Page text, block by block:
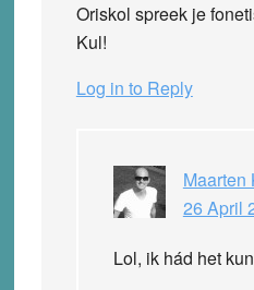
Oriskol spreek je
Kul!
Log in to Reply
Maarten
26 April
Lol, ik hád het